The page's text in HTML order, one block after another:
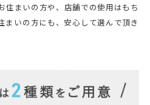
住まいの方や、店舗での使用はもち
まいの方にも、安心して選んで頂き